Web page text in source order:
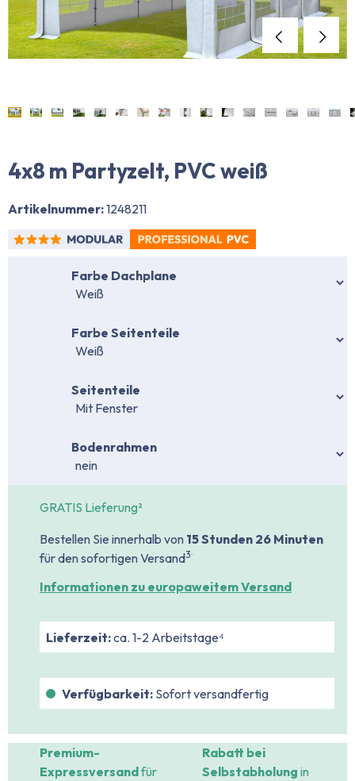
4x8 m Partyzelt, PVC weiß
Artikelnummer:1248211
Farbe Dachplane
Farbe Seitenteile
Seitenteile
Bodenrahmenauswählen
GRATIS Lieferung²
Bestellen Sie innerhalb von 15 Stunden 26 Minuten
für den sofortigen Versand3
Informationen zu europaweitem Versand
Lieferzeit:ca. 1-2 Arbeitstage⁴
Verfügbarkeit:Sofort versandfertig
Premium-
Expressversandfür
Rabatt bei
Selbstabholung in